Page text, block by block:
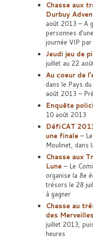
Chasse aux
Durbuy
août 2013 – A
personnes
journée VIP
Jeudi jeu de
juillet au 22
Au coeur de
dans le Pays
août 2013 –
Enquête
10 août 2013
DéfiCAT
une finale –
Moulinet, dans
Chasse aux
Lune – Le
organise la 8e
trésors le 28
à gagner
Chasse au
des
juillet 2013,
heures